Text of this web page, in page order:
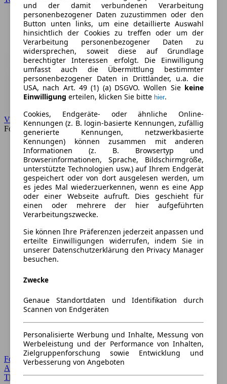
und der damit verbundenen Verarbeitung
personenbezogener Daten zuzustimmen oder den
Button unten links, um eine detaillierte Auswahl
hinsichtlich der Cookies zu treffen oder um der
Verarbeitung personenbezogener Daten zu
widersprechen, soweit diese auf Grundlage
berechtigter Interessen erfolgt. Die Einwilligung
umfasst auch die Übermittlung bestimmter
personenbezogener Daten in Drittländer, u.a. die
USA, nach Art. 49 (1) (a) DSGVO. Wollen Sie keine
Einwilligung erteilen, klicken Sie bitte hier.
Cookies, Endgeräte- oder ähnliche Online-
Kennungen (z. B. login-basierte Kennungen, zufällig
generierte Kennungen, netzwerkbasierte
Kennungen) können zusammen mit anderen
Informationen (z. B. Browsertyp und
Browserinformationen, Sprache, Bildschirmgröße,
unterstützte Technologien usw.) auf Ihrem Endgerät
gespeichert oder von dort ausgelesen werden, um
es jedes Mal wiederzuerkennen, wenn es eine App
oder einer Webseite aufruft. Dies geschieht für
einen oder mehrere der hier aufgeführten
Verarbeitungszwecke.
Sie können Ihre Präferenzen jederzeit anpassen und
erteilte Einwilligungen widerrufen, indem Sie in
unserer Datenschutzerklärung den Privacy Manager
besuchen.
Zwecke
Genaue Standortdaten und Identifikation durch
Scannen von Endgeräten
Personalisierte Werbung und Inhalte, Messung von
Werbeleistung und der Performance von Inhalten,
Zielgruppenforschung sowie Entwicklung und
Verbesserung von Angeboten
VW
Forum
Forum Startseite
Alle Auto-Foren
Themen-Forum